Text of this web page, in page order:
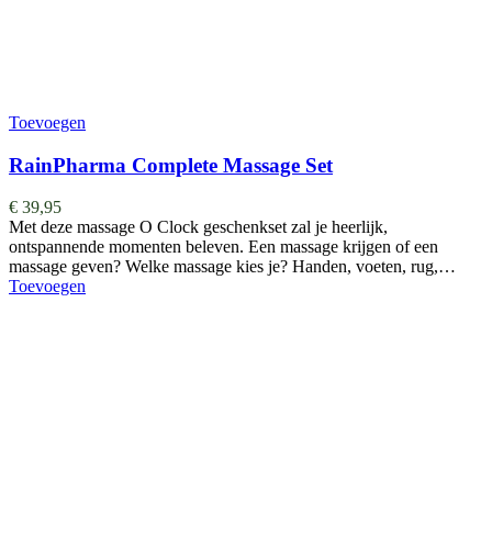
Toevoegen
RainPharma Complete Massage Set
€ 39,95
Met deze massage O Clock geschenkset zal je heerlijk,
ontspannende momenten beleven. Een massage krijgen of een
massage geven? Welke massage kies je? Handen, voeten, rug,…
Toevoegen